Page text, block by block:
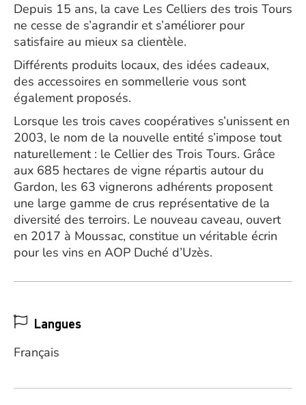
Depuis 15 ans, la cave Les Celliers des trois Tours
ne cesse de s’agrandir et s’améliorer pour
satisfaire au mieux sa clientèle.
Différents produits locaux, des idées cadeaux,
des accessoires en sommellerie vous sont
également proposés.
Lorsque les trois caves coopératives s’unissent en
2003, le nom de la nouvelle entité s’impose tout
naturellement : le Cellier des Trois Tours. Grâce
aux 685 hectares de vigne répartis autour du
Gardon, les 63 vignerons adhérents proposent
une large gamme de crus représentative de la
diversité des terroirs. Le nouveau caveau, ouvert
en 2017 à Moussac, constitue un véritable écrin
pour les vins en AOP Duché d’Uzès.
Langues
Français